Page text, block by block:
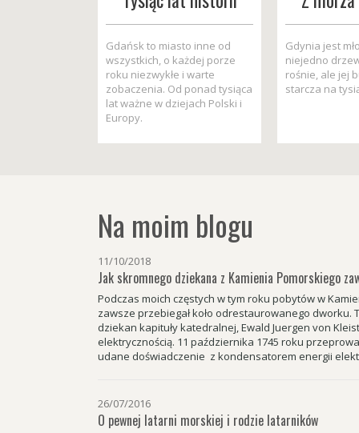
Gdańsk to miasto inne od
wszystkich, o każdej porze
roku niezwykłe i warte
zobaczenia. Od ponad tysiąca
lat ważne w dziejach Polski i
Europy.
Gdynia jest
niejedno
rośnie, ale jej
starcza na
Na moim blogu
11/10/2018
Jak skromnego dziekana z Kamienia Pomorskiego
Podczas moich częstych w tym roku pobytów w
zawsze przebiegał koło odrestaurowanego dworku.
dziekan kapituły katedralnej, Ewald Juergen von
elektrycznością. 11 października 1745 roku
udane doświadczenie z kondensatorem energii
26/07/2016
O pewnej latarni morskiej i rodzie latarników